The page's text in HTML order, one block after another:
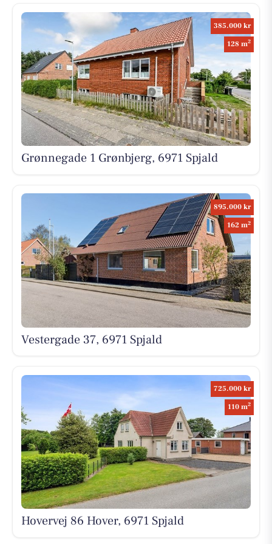
385.000 kr
128 m2
Grønnegade 1 Grønbjerg, 6971 Spjald
895.000 kr
162 m2
Vestergade 37, 6971 Spjald
725.000 kr
110 m2
Hovervej 86 Hover, 6971 Spjald